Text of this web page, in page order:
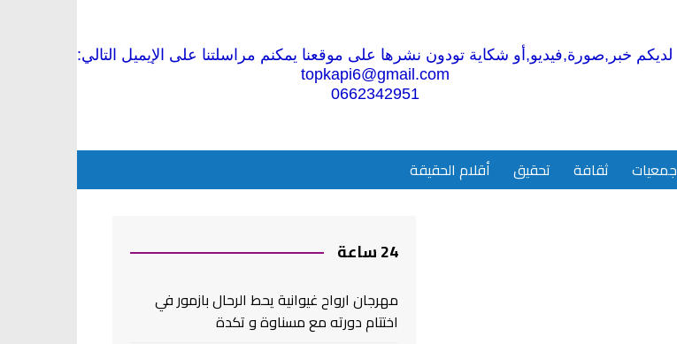
لديكم خبر,صورة,فيديو,أو شكاية تودون نشرها على موقعنا يمكنم مراسلتنا على الإيميل التالي:
topkapi6@gmail.com
0662342951
جمعيات ثقافة تحقيق أقلام الحقيقة
24 ساعة
مهرجان ارواح غيوانية يحط الرحال بازمور في
اختتام دورته مع مسناوة و تكدة